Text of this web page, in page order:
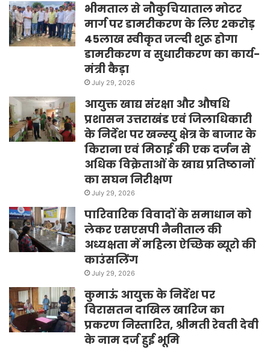
भीमताल से नौकुचियाताल मोटर
मार्ग पर डामरीकरण के लिए 2करोड़
45लाख स्वीकृत जल्दी शुरू होगा
डामरीकरण व सुधारीकरण का कार्य-
मंत्री कैड़ा
July 29, 2026
आयुक्त खाद्य संरक्षा और औषधि
प्रशासन उत्तराखंड एवं जिलाधिकारी
के निर्देश पर खन्स्यु क्षेत्र के बाजार के
किराना एवं मिठाई की एक दर्जन से
अधिक विक्रेताओं के खाद्य प्रतिष्ठानों
का सघन निरीक्षण
July 29, 2026
पारिवारिक विवादों के समाधान को
लेकर एसएसपी नैनीताल की
अध्यक्षता में महिला ऐच्छिक ब्यूरो की
काउंसलिंग
July 29, 2026
कुमाऊं आयुक्त के निर्देश पर
विरासतन दाखिल खारिज का
प्रकरण निस्तारित, श्रीमती रेवती देवी
के नाम दर्ज हुई भूमि